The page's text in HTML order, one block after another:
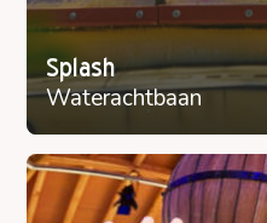
Splash
Waterachtbaan